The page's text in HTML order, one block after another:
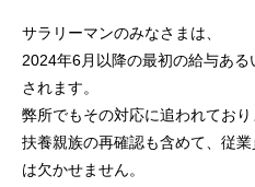
サラリーマンのみなさまは、
2024年6月以降の最初の給与あ
されます。
弊所でもその対応に追われており
扶養親族の再確認も含めて、従
は欠かせません。